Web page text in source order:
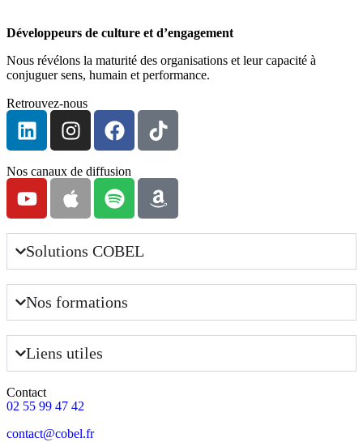
Développeurs de culture et d’engagement
Nous révélons la maturité des organisations et leur capacité à
conjuguer sens, humain et performance.
Retrouvez-nous
Nos canaux de diffusion
Solutions COBEL
Nos formations
Liens utiles
Contact
02 55 99 47 42
contact@cobel.fr